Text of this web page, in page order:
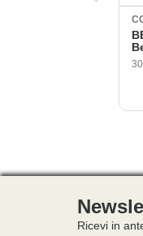
Ricevi in